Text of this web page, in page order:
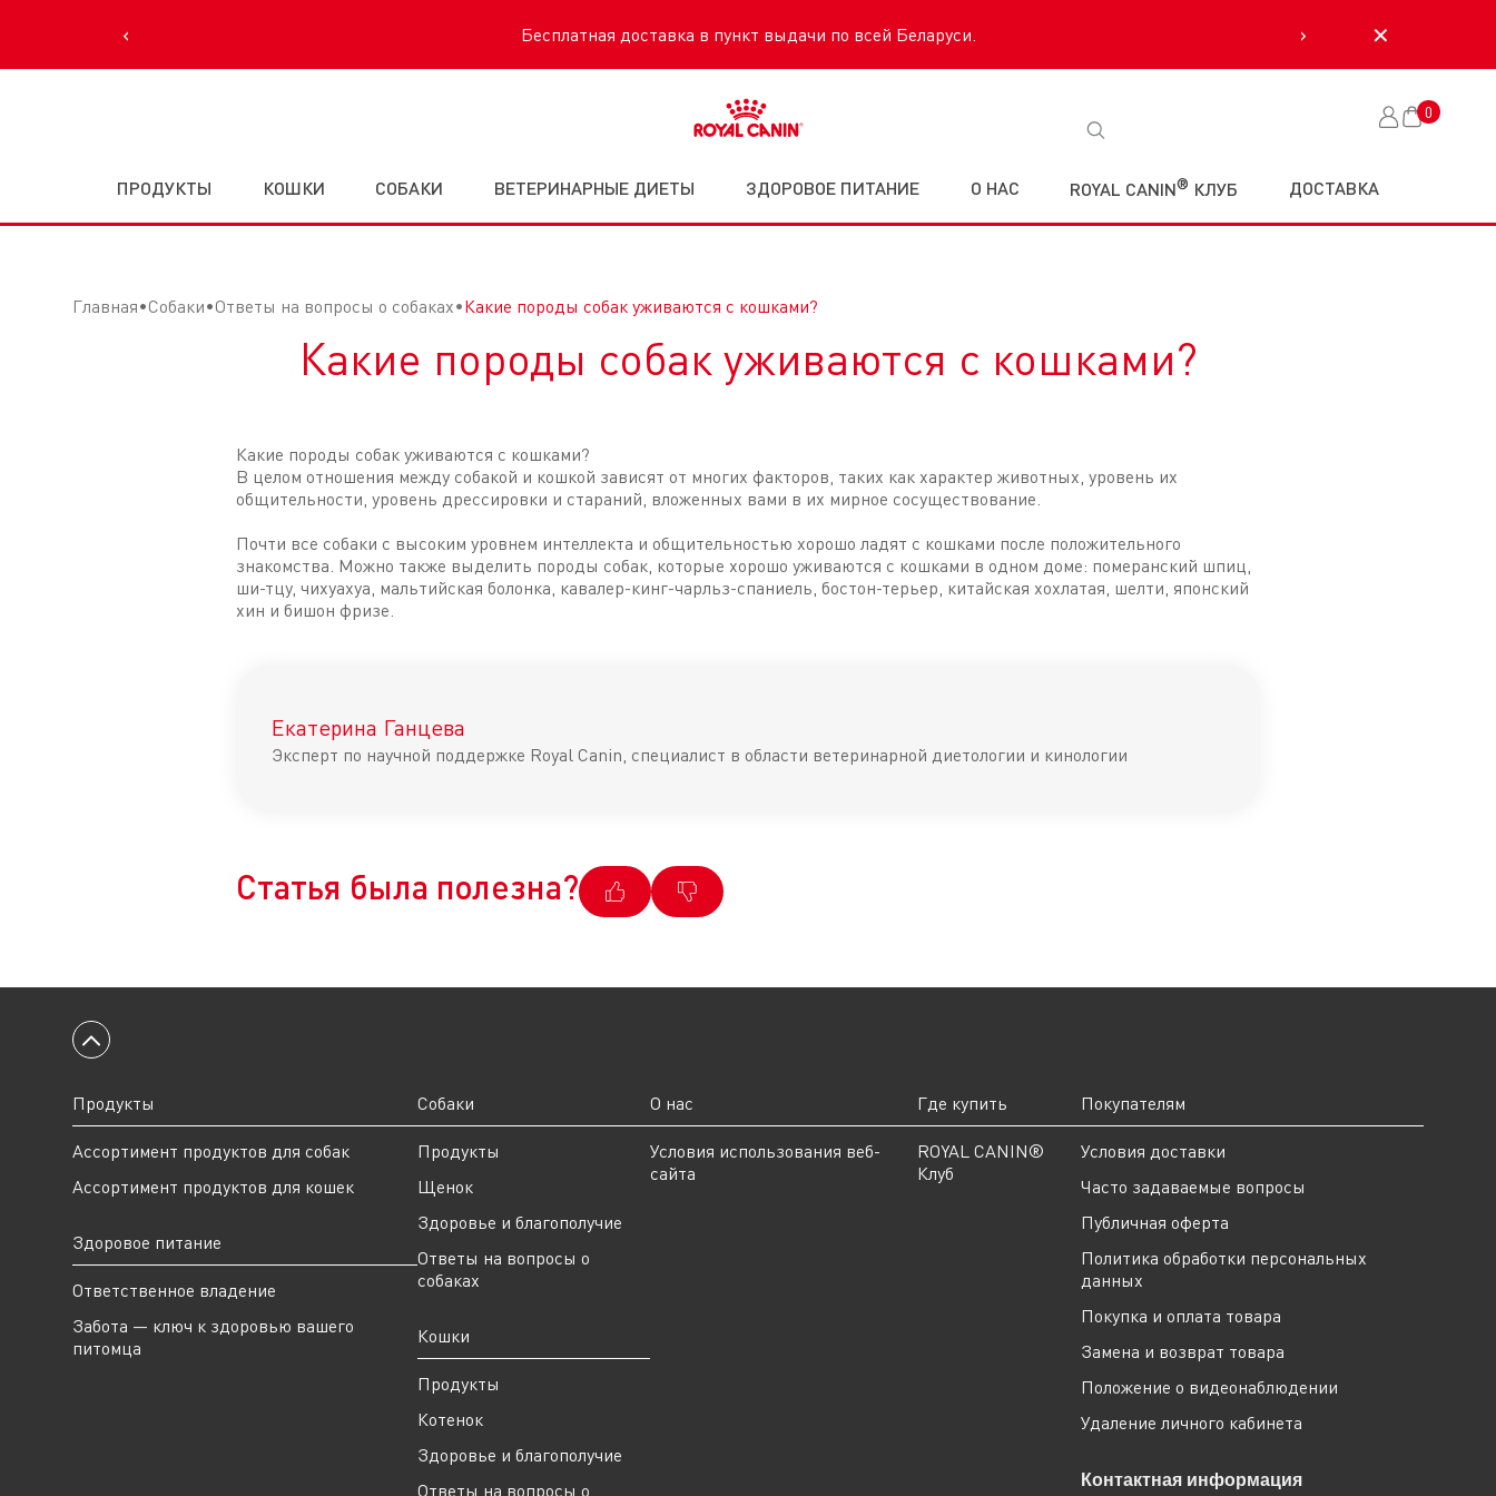
‹ Бесплатная доставка в пункт выдачи по всей Беларуси. › ✕
Корзина
0
ПРОДУКТЫ КОШКИ СОБАКИ ВЕТЕРИНАРНЫЕ ДИЕТЫ ЗДОРОВОЕ ПИТАНИЕ О НАС ROYAL CANIN® КЛУБ ДОСТАВКА
Главная Собаки Ответы на вопросы о собаках Какие породы собак уживаются с кошками?
Какие породы собак уживаются с кошками?
Какие породы собак уживаются с кошками?
В целом отношения между собакой и кошкой зависят от многих факторов, таких как характер животных, уровень их
общительности, уровень дрессировки и стараний, вложенных вами в их мирное сосуществование.
Почти все собаки с высоким уровнем интеллекта и общительностью хорошо ладят с кошками после положительного
знакомства. Можно также выделить породы собак, которые хорошо уживаются с кошками в одном доме: померанский шпиц,
ши-тцу, чихуахуа, мальтийская болонка, кавалер-кинг-чарльз-спаниель, бостон-терьер, китайская хохлатая, шелти, японский
хин и бишон фризе.
Екатерина Ганцева
Эксперт по научной поддержке Royal Canin, специалист в области ветеринарной диетологии и кинологии
Статья была полезна?
Вернуться к началу
Продукты
Ассортимент продуктов для собак
Ассортимент продуктов для кошек
Здоровое питание
Ответственное владение
Забота — ключ к здоровью вашего
питомца
Собаки
Продукты
Щенок
Здоровье и благополучие
Ответы на вопросы о
собаках
Кошки
Продукты
Котенок
Здоровье и благополучие
Ответы на вопросы о
О нас
Условия использования веб-
сайта
Где купить
ROYAL CANIN®
Клуб
Покупателям
Условия доставки
Часто задаваемые вопросы
Публичная оферта
Политика обработки персональных
данных
Покупка и оплата товара
Замена и возврат товара
Положение о видеонаблюдении
Удаление личного кабинета
Контактная информация